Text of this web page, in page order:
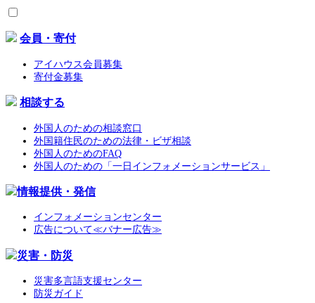
会員・寄付
アイハウス会員募集
寄付金募集
相談する
外国人のための相談窓口
外国籍住民のための法律・ビザ相談
外国人のためのFAQ
外国人のための「一日インフォメーションサービス」
情報提供・発信
インフォメーションセンター
広告について≪バナー広告≫
災害・防災
災害多言語支援センター
防災ガイド